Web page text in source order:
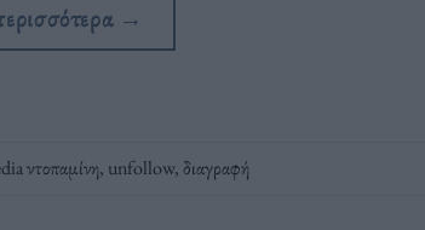
→
ντοπαμίνη, unfollow,διαγραφή